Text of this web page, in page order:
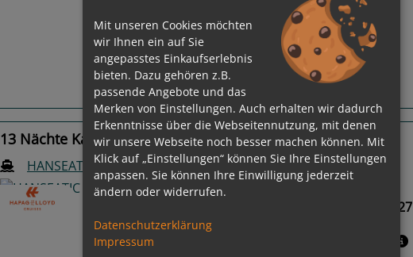
13 Nächte Kanada, Ontario, Michigan
HANSEATIC inspiration
07.08.2027 - 20.08.2027
Mit unseren Cookies möchten
wir Ihnen ein auf Sie
angepasstes Einkaufserlebnis
bieten. Dazu gehören z.B.
passende Angebote und das
Merken von Einstellungen. Auch erhalten wir dadurch
Erkenntnisse über die Webseitennutzung, mit denen
wir unsere Webseite noch besser machen können. Mit
Klick auf „Einstellungen“ können Sie Ihre Einstellungen
anpassen. Sie können Ihre Einwilligung jederzeit
ändern oder widerrufen.
Datenschutzerklärung
Impressum